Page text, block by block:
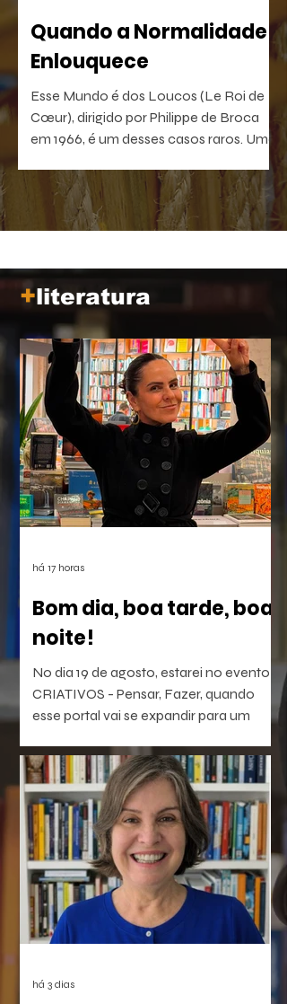
Quando a Normalidade
Enlouquece
Esse Mundo é dos Loucos (Le Roi de
Cœur), dirigido por Philippe de Broca
em 1966, é um desses casos raros. Uma
devastadora no que sugere. Um filme
que, quanto mais distante fica no
tempo, mais próximo parece de nós.
+literatura
Bom dia, boa tarde, boa
noite!
No dia 19 de agosto, estarei no evento
CRIATIVOS - Pensar, Fazer, quando
esse portal vai se expandir para um
O evento será híbrido, no Colégio
Brasileiro de Altos Estudos (CBAE /
UFRJ), das 15:30 às 18;00. Os links
estarão disponíveis em breve aqui e nas
redes.
há 17 horas
há 3 dias